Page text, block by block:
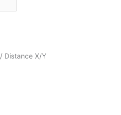
/ Distance X/Y